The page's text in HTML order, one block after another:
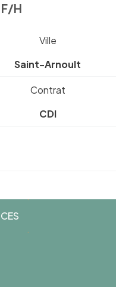
H
Ville
Saint-Arnoult
Contrat
CDI